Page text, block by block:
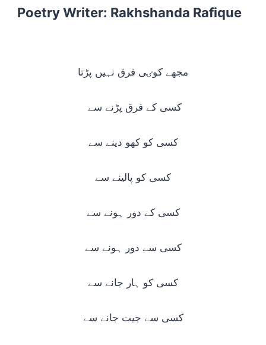
Poetry Writer: Rakhshanda Rafique
مجھے کوٸی فرق نہیں پڑتا
کسی کے فرق پڑنے سے
کسی کو کھو دینے سے
کسی کو پالینے سے
کسی کے دور ہونے سے
کسی سے دور ہونے سے
کسی کو ہار جانے سے
کسی سے جیت جانے سے